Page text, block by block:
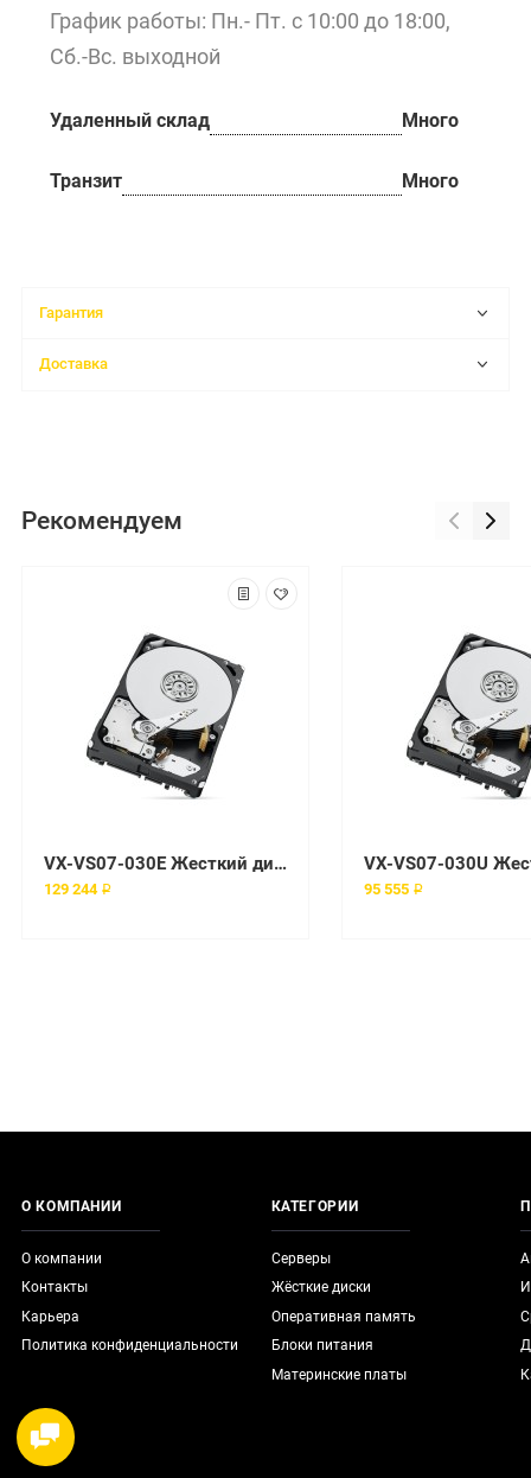
График работы: Пн.- Пт. с 10:00 до 18:00,
Сб.-Вс. выходной
Удаленный склад Много
Транзит Много
Гарантия
Доставка
Рекомендуем
VX-VS07-030E Жесткий диск EMC
129 244 ₽ 95 555 ₽
О КОМПАНИИ
О компании
Контакты
Карьера
Политика конфиденциальности
КАТЕГОРИИ
Серверы
Жёсткие диски
Оперативная память
Блоки питания
Материнские платы